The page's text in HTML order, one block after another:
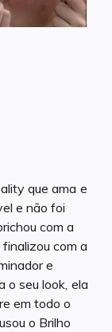
que ama e
e não foi
com a
com a
e
o seu look, ela
em todo o
o Brilho